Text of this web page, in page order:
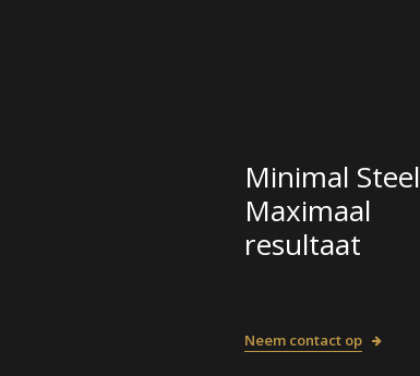
Minimal Steel
Maximaal
resultaat
Neem contact op